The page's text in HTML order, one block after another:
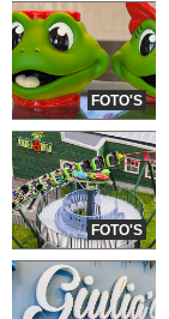
FOTO'S
FOTO'S